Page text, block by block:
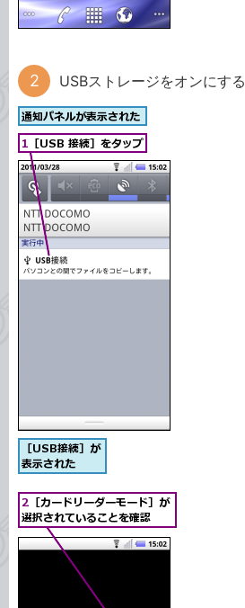
USBストレージをオンにする